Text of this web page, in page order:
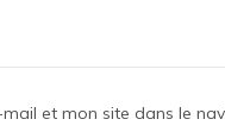
et mon site dans le